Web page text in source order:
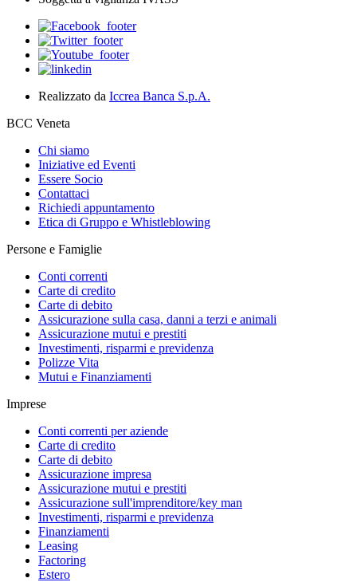
Realizzato da Iccrea Banca S.p.A.
BCC Veneta
Chi siamo
Iniziative ed Eventi
Essere Socio
Contattaci
Richiedi appuntamento
Etica di Gruppo e Whistleblowing
Persone e Famiglie
Conti correnti
Carte di credito
Carte di debito
Assicurazione sulla casa, danni a terzi e animali
Assicurazione mutui e prestiti
Investimenti, risparmi e previdenza
Polizze Vita
Mutui e Finanziamenti
Imprese
Conti correnti per aziende
Carte di credito
Carte di debito
Assicurazione impresa
Assicurazione mutui e prestiti
Assicurazione sull'imprenditore/key man
Investimenti, risparmi e previdenza
Finanziamenti
Leasing
Factoring
Estero